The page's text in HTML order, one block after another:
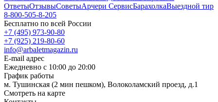
ОтветыОтзывыСоветыАрчери СервисБарахолкаВыездной тир
8-800-505-8-205
Бесплатно по всей России
+7 (495) 973-90-80
+7 (925) 219-80-60
info@arbaletmagazin.ru
E-mail адрес
Ежедневно с 10:00 до 20:00
График работы
м. Тушинская (2 мин пешком), Волоколамский проезд, д.1
Смотреть на карте